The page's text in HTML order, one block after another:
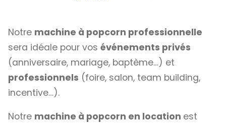
Notre machine à popcorn professionnelle
sera idéale pour vos événements privés
(anniversaire, mariage, baptème…) et
professionnels (foire, salon, team building,
incentive…).
Notre machine à popcorn en location est